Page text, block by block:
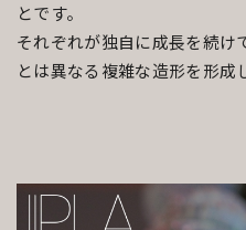
とです。
それぞれが独自に成長を続け
とは異なる複雑な造形を形成